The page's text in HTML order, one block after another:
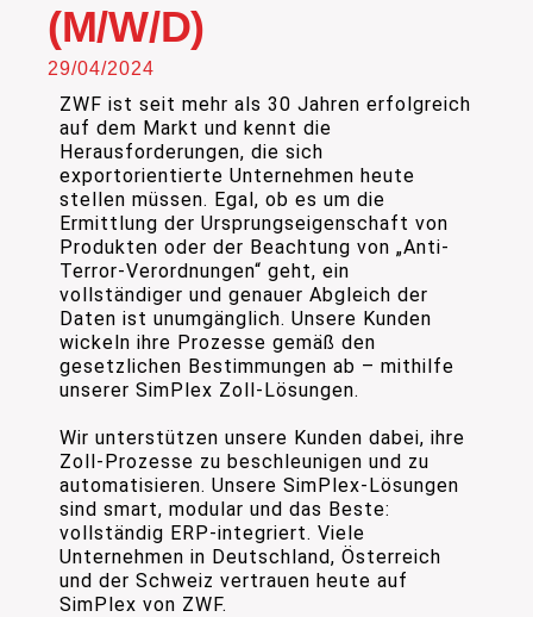
(M/W/D)
29/04/2024
ZWF ist seit mehr als 30 Jahren erfolgreich
auf dem Markt und kennt die
Herausforderungen, die sich
exportorientierte Unternehmen heute
stellen müssen. Egal, ob es um die
Ermittlung der Ursprungseigenschaft von
Produkten oder der Beachtung von „Anti-
Terror-Verordnungen“ geht, ein
vollständiger und genauer Abgleich der
Daten ist unumgänglich. Unsere Kunden
wickeln ihre Prozesse gemäß den
gesetzlichen Bestimmungen ab – mithilfe
unserer SimPlex Zoll-Lösungen.
Wir unterstützen unsere Kunden dabei, ihre
Zoll-Prozesse zu beschleunigen und zu
automatisieren. Unsere SimPlex-Lösungen
sind smart, modular und das Beste:
vollständig ERP-integriert. Viele
Unternehmen in Deutschland, Österreich
und der Schweiz vertrauen heute auf
SimPlex von ZWF.